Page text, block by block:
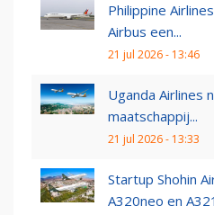
Philippine
Airbus een...
21 jul 2026 - 13:46
Uganda Airlines
maatschappij...
21 jul 2026 - 13:33
Startup Shohin
A320neo en